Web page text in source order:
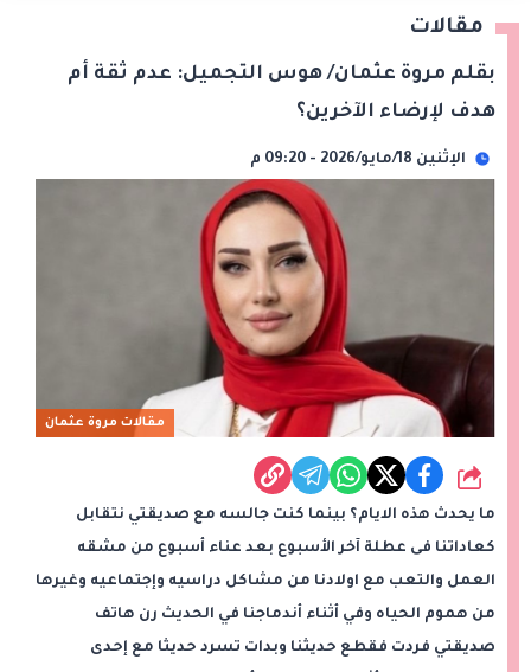
مقالات
بقلم مروة عثمان/ هوس التجميل: عدم ثقة أم
هدف لإرضاء الآخرين؟
الإثنين 18/مايو/2026 - 09:20 م
مقالات مروة عثمان
شارك
ما يحدث هذه الايام؟ بينما كنت جالسه مع صديقتي نتقابل
كعاداتنا فى عطلة آخر الأسبوع بعد عناء أسبوع من مشقه
العمل والتعب مع اولادنا من مشاكل دراسيه وإجتماعيه وغيرها
من هموم الحياه وفي أثناء أندماجنا في الحديث رن هاتف
صديقتي فردت فقطع حديثنا وبدات تسرد حديثا مع إحدى